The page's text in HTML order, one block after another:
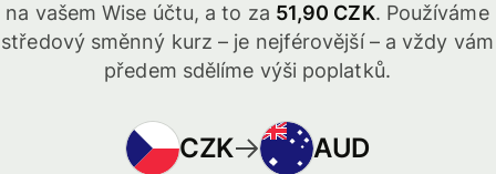
na vašem Wise účtu, a to za 51,90 CZK. Používáme
středový směnný kurz – je nejférovější – a vždy vám
předem sdělíme výši poplatků.
CZK AUD